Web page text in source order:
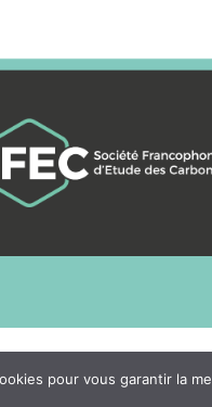
pour vous garantir la